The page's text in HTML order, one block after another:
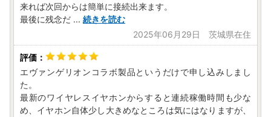
来れば次回からは簡単に接続出来ます。
最後に残念だ ... 続きを読む
2025年06月29日 茨城県在住
エヴァンゲリオンコラボ製品というだけで申し込みしまし
た。
最新のワイヤレスイヤホンからすると連続稼働時間も少な
め、イヤホン自体少し大きめなところは気にはなりますが、